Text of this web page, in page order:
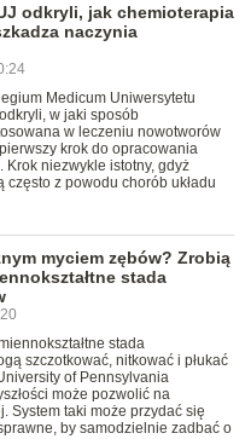
odkryli, jak chemioterapia
naczynia
Medicum Uniwersytetu
w jaki sposób
w leczeniu nowotworów
krok do opracowania
niezwykle istotny, gdyż
często z powodu chorób układu
myciem zębów? Zrobią
stada
stada
szczotkować, nitkować i płukać
of Pennsylvania
może pozwolić na
System taki może przydać się
by samodzielnie zadbać o